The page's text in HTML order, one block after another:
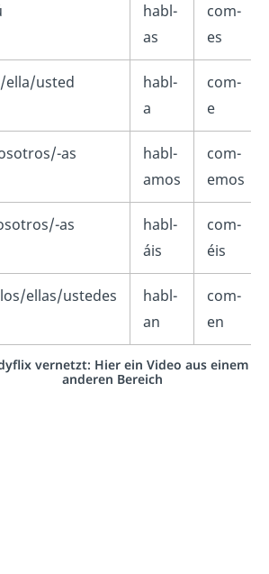
habl-
as
com-
es
ella/usted
habl-
a
com-
e
as
habl-
amos
com-
emos
as
habl-
áis
com-
éis
ellas/ustedes
habl-
an
com-
en
vernetzt: Hier ein Video aus einem
anderen Bereich